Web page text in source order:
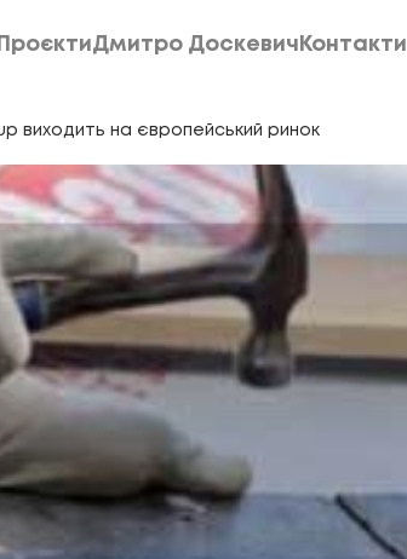
ПроєктиДмитро Доскевич Контакти
виходить на європейський ринок